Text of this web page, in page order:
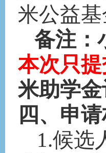
米公益基
备注：
本次只
米助学
四、申
1.候选